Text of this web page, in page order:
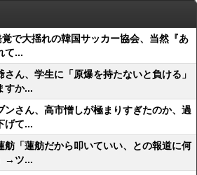
覚で大揺れの韓国サッカー協会、当然『あ
て...
さん、学生に「原爆を持たないと負ける」
すか...
ンさん、高市憎しが極まりすぎたのか、過
げて...
舫「蓮舫だから叩いていい、との報道に何
→ツ...